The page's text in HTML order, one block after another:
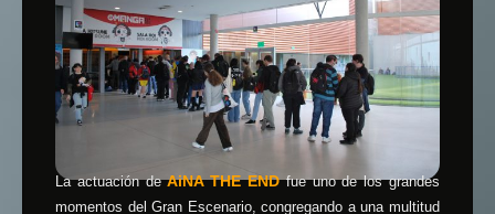
La actuación deAiNA THE ENDfue uno de los grandes
momentos del Gran Escenario, congregando a una multitud